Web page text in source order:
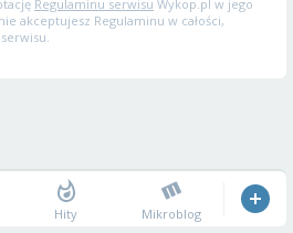
Regulaminu serwisu Wykop.pl w jego
akceptujesz Regulaminu w całości,
Hity Mikroblog